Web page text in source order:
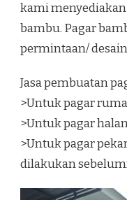
kami
bambu. Pagar
permintaan/
Jasa pembuatan
>Untuk pagar
>Untuk pagar
>Untuk pagar
dilakukan